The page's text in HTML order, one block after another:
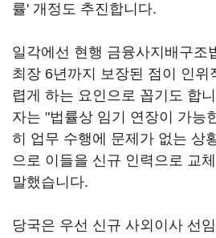
률' 개정도 추진합니다.
일각에선 현행 금융사지배구조
최장 6년까지 보장된 점이 인위
렵게 하는 요인으로 꼽기도 합
자는 "법률상 임기 연장이 가능
히 업무 수행에 문제가 없는 상
으로 이들을 신규 인력으로 교
말했습니다.
당국은 우선 신규 사외이사 선